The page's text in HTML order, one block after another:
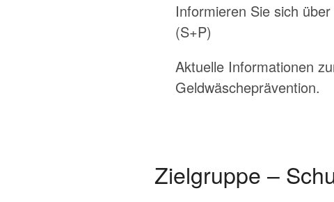
Informieren Sie sich
(S+P)
Aktuelle Informationen
Geldwäscheprävention.
Zielgruppe –